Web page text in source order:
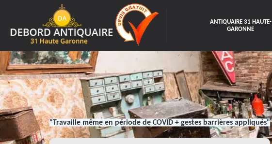
ANTIQUAIRE 31 HAUTE-
GARONNE
"Travaille même en période de COVID + gestes barrières appliqués"